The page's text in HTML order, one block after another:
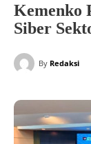
Kemenko
Siber
By Redaksi